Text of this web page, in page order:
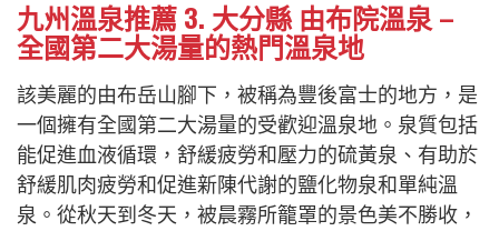
九州溫泉推薦 3. 大分縣 由布院溫泉 –
全國第二大湯量的熱門溫泉地
該美麗的由布岳山腳下，被稱為豐後富士的地方，是
一個擁有全國第二大湯量的受歡迎溫泉地。泉質包括
能促進血液循環，舒緩疲勞和壓力的硫黃泉、有助於
舒緩肌肉疲勞和促進新陳代謝的鹽化物泉和單純溫
泉。從秋天到冬天，被晨霧所籠罩的景色美不勝收，